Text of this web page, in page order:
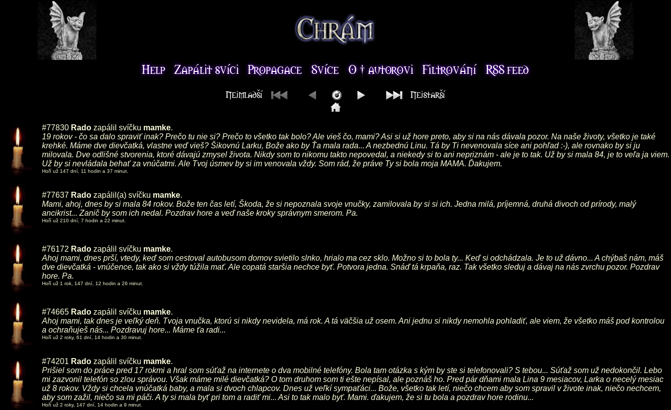
#77830 Rado zapálil svíčku mamke.
19 rokov - čo sa dalo spraviť inak? Prečo tu nie si? Prečo to všetko tak bolo? Ale vieš čo, mami? Asi si už hore preto, aby si na nás dávala pozor. Na naše životy, všetko je také
krehké. Máme dve dievčatká, vlastne veď vieš? Šikovnú Larku, Bože ako by Ťa mala rada... A nezbednú Linu. Tá by Ti nevenovala síce ani pohľad :-), ale rovnako by si ju
milovala. Dve odlišné stvorenia, ktoré dávajú zmysel života. Nikdy som to nikomu takto nepovedal, a niekedy si to ani nepriznám - ale je to tak. Už by si mala 84, je to veľa ja viem.
Už by si nevládala behať za vnúčatmi. Ale Tvoj úsmev by si im venovala vždy. Som rád, že práve Ty si bola moja MAMA. Ďakujem.
Hoří už 147 dní, 11 hodin a 37 minut.
#77637 Rado zapálil(a) svíčku mamke.
Mami, ahoj, dnes by si mala 84 rokov. Bože ten čas letí, Škoda, že si nepoznala svoje vnučky, zamilovala by si si ich. Jedna milá, príjemná, druhá divoch od prírody, malý
ancikrist... Zanič by som ich nedal. Pozdrav hore a veď naše kroky správnym smerom. Pa.
Hoří už 210 dní, 7 hodin a 22 minut.
#76172 Rado zapálil svíčku mamke.
Ahoj mami, dnes prší, vtedy, keď som cestoval autobusom domov svietilo slnko, hrialo ma cez sklo. Možno si to bola ty... Keď si odchádzala. Je to už dávno... A chýbaš nám, máš
dve dievčatká - vnúčence, tak ako si vždy túžila mať. Ale copatá staršia nechce byť. Potvora jedna. Snáď tá krpaňa, raz. Tak všetko sleduj a dávaj na nás zvrchu pozor. Pozdrav
hore. Pa.
Hoří už 1 rok, 147 dní, 12 hodin a 26 minut.
#74665 Rado zapálil svíčku mamke.
Ahoj mami, tak dnes je veľký deň. Tvoja vnučka, ktorú si nikdy nevidela, má rok. A tá väčšia už osem. Ani jednu si nikdy nemohla pohladiť, ale viem, že všetko máš pod kontrolou
a ochraňuješ nás... Pozdravuj hore... Máme ťa radi...
Hoří už 2 roky, 61 dní, 14 hodin a 30 minut.
#74201 Rado zapálil svíčku mamke.
Prišiel som do práce pred 17 rokmi a hral som súťaž na internete o dva mobilné telefóny. Bola tam otázka s kým by ste si telefonovali? S tebou... Súťaž som už nedokončil. Lebo
mi zazvonil telefón so zlou správou. Však máme milé dievčatká? O tom druhom som ti ešte nepísal, ale poznáš ho. Pred pár dňami mala Lina 9 mesiacov, Larka o necelý mesiac
už 8 rokov. Vždy si chcela vnúčatká baby, a mala si dvoch chlapcov. Dnes už veľkí sympaťáci... Bože, všetko tak letí, niečo chcem aby som spravil v živote inak, niečo nechcem,
aby som zažil, niečo sa mi páči. A ty si mala byť pri tom a radiť mi... Asi to tak malo byť. Mami. ďakujem, že si tu bola a pozdrav hore rodinu...
Hoří už 2 roky, 147 dní, 14 hodin a 9 minut.